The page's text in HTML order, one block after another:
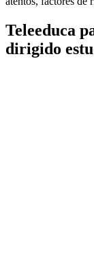
Teleeduca
dirigido